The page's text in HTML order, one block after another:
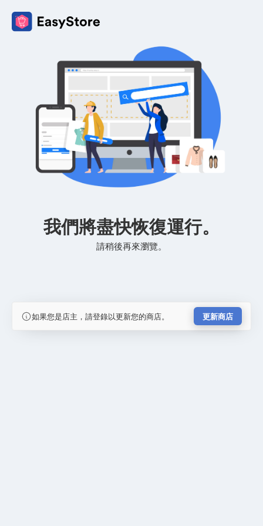
我們將盡快恢復運行。
請稍後再來瀏覽。
如果您是店主，請登錄以更新您的商店。 更新商店